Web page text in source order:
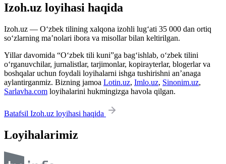
Izoh.uz loyihasi haqida
Izoh.uz — O‘zbek tilining xalqona izohli lug‘ati 35 000 dan ortiq
so‘zlarning ma’nolari ibora va misollar bilan keltirilgan.
Yillar davomida “O‘zbek tili kuni”ga bag‘ishlab, o‘zbek tilini
o‘rganuvchilar, jurnalistlar, tarjimonlar, kopirayterlar, blogerlar va
boshqalar uchun foydali loyihalarni ishga tushirishni an’anaga
aylantirganmiz. Bizning jamoa Lotin.uz, Imlo.uz, Sinonim.uz,
Sarlavha.com loyihalarini hukmingizga havola qilgan.
Batafsil Izoh.uz loyihasi haqida
Loyihalarimiz